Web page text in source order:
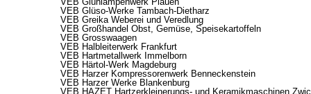
VEB Glüso-Werke Tambach-Dietharz
VEB Greika Weberei und Veredlung
VEB Großhandel Obst, Gemüse, Speisekartoffeln
VEB Grosswaagen
VEB Halbleiterwerk Frankfurt
VEB Hartmetallwerk Immelborn
VEB Härtol-Werk Magdeburg
VEB Harzer Kompressorenwerk Benneckenstein
VEB Harzer Werke Blankenburg
VEB HAZET Hartzerkleinerungs- und Keramikmaschinen